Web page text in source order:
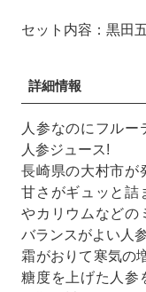
セット内容：黒田
詳細情報
人参なのにフル
人参ジュース!
長崎県の大村市が
甘さがギュッと詰
やカリウムなどの
バランスがよい人
霜がおりて寒気の
糖度を上げた人参